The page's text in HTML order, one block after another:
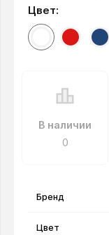
Цвет:
В наличии
0
Бренд
Цвет